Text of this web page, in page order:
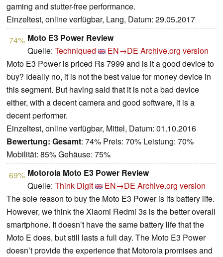
gaming and stutter-free performance.
Einzeltest, online verfügbar, Lang, Datum: 29.05.2017
74% Moto E3 Power Review
Quelle: Techniqued EN→DE Archive.org version
Moto E3 Power is priced Rs 7999 and is it a good device to
buy? Ideally no, it is not the best value for money device in
this segment. But having said that it is not a bad device
either, with a decent camera and good software, it is a
decent performer.
Einzeltest, online verfügbar, Mittel, Datum: 01.10.2016
Bewertung: Gesamt: 74% Preis: 70% Leistung: 70%
Mobilität: 85% Gehäuse: 75%
69% Motorola Moto E3 Power Review
Quelle: Think Digit EN→DE Archive.org version
The sole reason to buy the Moto E3 Power is its battery life.
However, we think the Xiaomi Redmi 3s is the better overall
smartphone. It doesn’t have the same battery life that the
Moto E does, but still lasts a full day. The Moto E3 Power
doesn’t provide the experience that Motorola promises and